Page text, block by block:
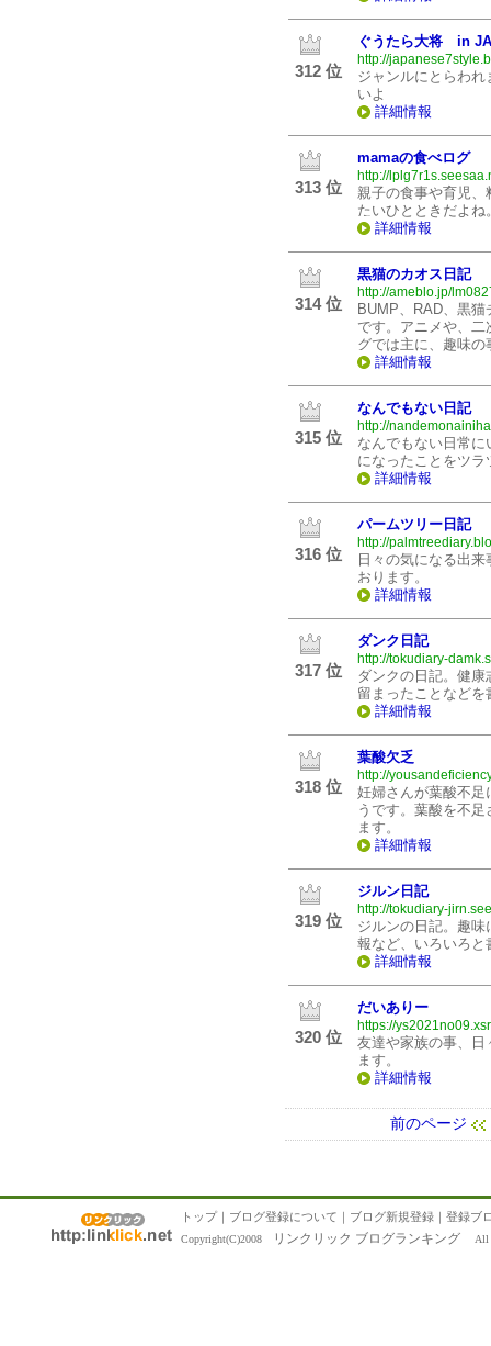
312 位
ぐうたら大将 in
http://
ジャンルにとらわ
いよ
詳細情報
313 位
mamaの食べログ
http://
親子の食事や育児、
たいひとときだよね
詳細情報
314 位
黒猫のカオス日記
http://ameblo.jp/
BUMP、RAD、黒
です。アニメや、
グでは主に、趣味
詳細情報
315 位
なんでもない日記
http://
なんでもない日常
になったことをツ
詳細情報
316 位
パームツリー日記
http://
日々の気になる出
おります。
詳細情報
317 位
ダンク日記
http://tokudiary-
ダンクの日記。健
留まったことなど
詳細情報
318 位
葉酸欠乏
http://
妊婦さんが葉酸不足
うです。葉酸を不
ます。
詳細情報
319 位
ジルン日記
http://tokudiary-
ジルンの日記。趣
報など、いろいろと
詳細情報
320 位
だいありー
https://
友達や家族の事、日
ます。
詳細情報
前のページ
トップ｜ ブログ登録について ｜ ブログ新規登録 ｜ 登録ブ
Copyright(C)2008 リンクリック ブログランキング All